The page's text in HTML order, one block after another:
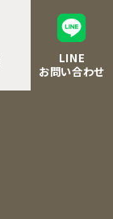
LINE
お問い合わせ